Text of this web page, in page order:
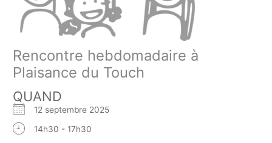
Rencontre hebdomadaire à
Plaisance du Touch
QUAND
12 septembre 2025
14h30 - 17h30